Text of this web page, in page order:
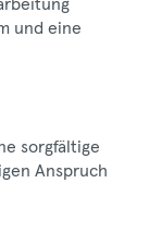
und eine
sorgfältige
Anspruch